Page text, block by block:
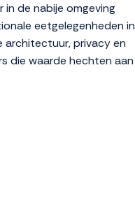
de nabije omgeving
eetgelegenheden in
architectuur, privacy en
die waarde hechten aan